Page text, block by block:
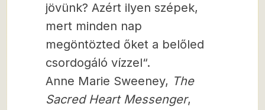
jövünk? Azért ilyen szépek,
mert minden nap
megöntözted őket a belőled
csordogáló vízzel“.
Anne Marie Sweeney, The
Sacred Heart Messenger,